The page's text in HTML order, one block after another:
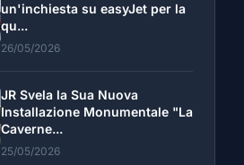
un'inchiesta su easyJet per la
qu...
26/05/2026
JR Svela la Sua Nuova
Installazione Monumentale "La
Caverne...
25/05/2026